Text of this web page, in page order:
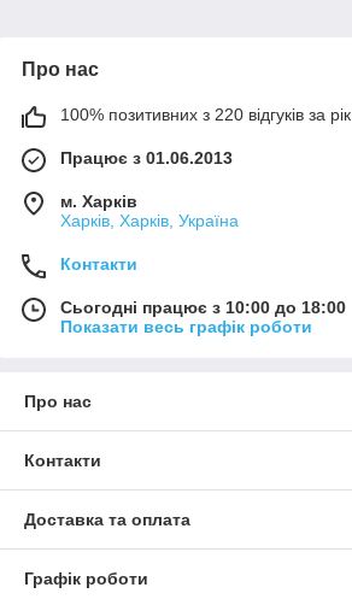
Про нас
100% позитивних з 220 відгуків за рік
Працює з 01.06.2013
м. Харків
Харків, Харків, Україна
Контакти
Сьогодні працює з 10:00 до 18:00
Показати весь графік роботи
Про нас
Контакти
Доставка та оплата
Графік роботи